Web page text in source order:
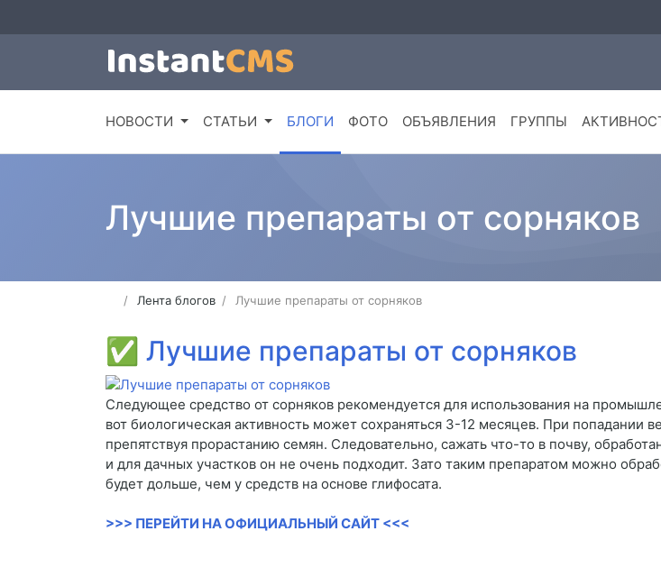
НОВОСТИ СТАТЬИ БЛОГИ ФОТО ОБЪЯВЛЕНИЯ ГРУППЫ
Лучшие препараты от сорняков
Лента блогов Лучшие препараты от сорняков
✅ Лучшие препараты от сорняков
Следующее средство от сорняков рекомендуется для использования на
вот биологическая активность может сохраняться 3-12 месяцев. При попадании
препятствуя прорастанию семян. Следовательно, сажать что-то в почву,
и для дачных участков он не очень подходит. Зато таким препаратом можно
будет дольше, чем у средств на основе глифосата.
>>> ПЕРЕЙТИ НА ОФИЦИАЛЬНЫЙ САЙТ <<<